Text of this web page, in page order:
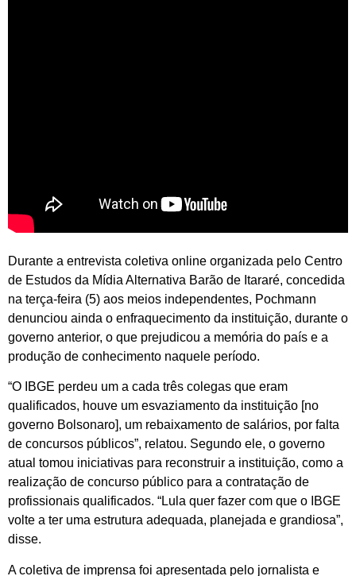
Durante a entrevista coletiva online organizada pelo Centro
de Estudos da Mídia Alternativa Barão de Itararé, concedida
na terça-feira (5) aos meios independentes, Pochmann
denunciou ainda o enfraquecimento da instituição, durante o
governo anterior, o que prejudicou a memória do país e a
produção de conhecimento naquele período.
“O IBGE perdeu um a cada três colegas que eram
qualificados, houve um esvaziamento da instituição [no
governo Bolsonaro], um rebaixamento de salários, por falta
de concursos públicos”, relatou. Segundo ele, o governo
atual tomou iniciativas para reconstruir a instituição, como a
realização de concurso público para a contratação de
profissionais qualificados. “Lula quer fazer com que o IBGE
volte a ter uma estrutura adequada, planejada e grandiosa”,
disse.
A coletiva de imprensa foi apresentada pelo jornalista e